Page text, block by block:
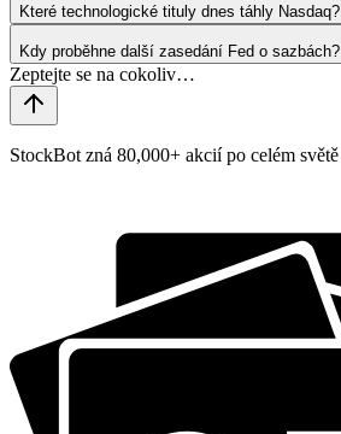
Které technologické tituly dnes táhly Nasdaq?
Kdy proběhne další zasedání Fed o sazbách?
StockBot zná 80,000+ akcií po celém světě